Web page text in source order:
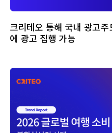
크리테오 통해 국내 광고
에 광고 집행 가능